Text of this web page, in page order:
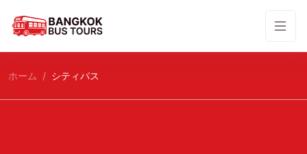
ホーム シティパス